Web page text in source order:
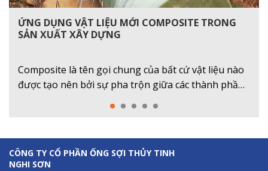
ỨNG DỤNG VẬT LIỆU MỚI COMPOSITE TRONG
SẢN XUẤT XÂY DỰNG
Composite là tên gọi chung của bất cứ vật liệu nào
được tạo nên bởi sự pha trộn giữa các thành phần
BỒN COMPOSITE
ỐNG CỐT SỢI THỦY TINH FRP
TRUNG QUỐC VẬT LỘN TRONG CUỘC ĐUA VẬT
LIỆU COMPOSITE
COMPOSITE THÔNG MINH CÓ THỂ PHÁT HIỆN
VÀ HÀN CÁC VẾT NỨT TRÊN MÁY BAY
CÔNG TY CỔ PHẦN ỐNG SỢI THỦY TINH
NGHI SƠN